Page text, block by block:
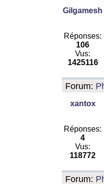
Gilgamesh
Réponses:
106
Vus:
1425116
Forum:
xantox
Réponses:
4
Vus:
118772
Forum: